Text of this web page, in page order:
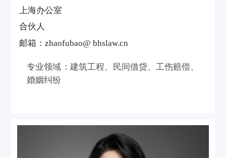
上海办公室
合伙人
邮箱：zhaofubao@ bhslaw.cn
专业领域：建筑工程、民间借贷、工伤赔偿、
婚姻纠纷
八年建工法务主管，处理了数百起与建筑工程
有关的施工合同纠纷、劳务纠纷、买卖纠纷、